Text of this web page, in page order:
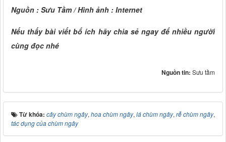
Nguồn : Sưu Tầm / Hình ảnh : Internet
Nếu thấy bài viết bổ ích hãy chia sẻ ngay để nhiều người
cùng đọc nhé
Nguồn tin: Sưu tầm
Từ khóa: cây chùm ngây, hoa chùm ngây, lá chùm ngây, rễ chùm ngây,
tác dụng của chùm ngây